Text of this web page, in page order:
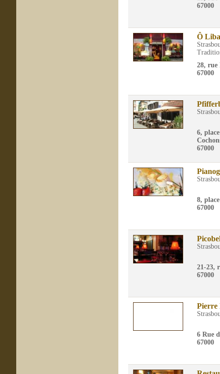
67000
Ô
28, rue
67000
6,
67000
8,
67000
21-23,
67000
Pierre
6 Rue
67000